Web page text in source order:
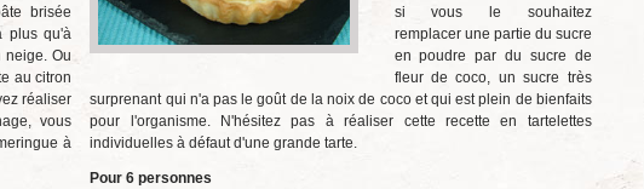
brisée
plus qu'à
neige. Ou
au citron
réaliser
vous
à
si vous le souhaitez
remplacer une partie du sucre
en poudre par du sucre de
fleur de coco, un sucre très
surprenant qui n'a pas le goût de la noix de coco et qui est plein de bienfaits
pour l'organisme. N'hésitez pas à réaliser cette recette en tartelettes
individuelles à défaut d'une grande tarte.
Pour 6 personnes